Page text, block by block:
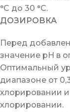
°C до 30 °C.
ДОЗИРОВКА
Перед
значение pH в
Оптимальный
диапазоне от
хлорировании
хлорировании.